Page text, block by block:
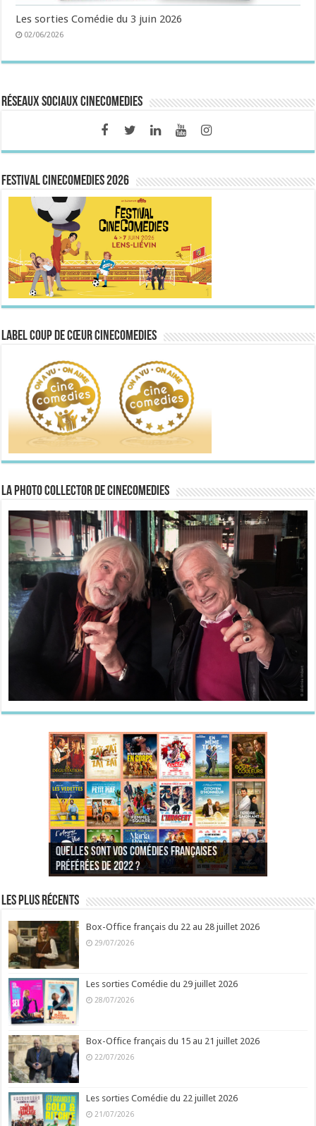
Les sorties Comédie du 3 juin 2026
02/06/2026
Réseaux sociaux CineComedies
FESTIVAL CINECOMEDIES 2026
Label Coup de Cœur CineComedies
La Photo collector de CineComedies
Quelles sont vos comédies françaises
préférées de 2022 ?
Quel est votre personnage préféré du Père
Noël est une ordure ?
Quelles sont vos comédies françaises
préférées de 2021 ?
Quel est votre « Gendarme » préféré ?
Quels sont vos 3 comédies de Jean-Marie Poiré
préférées ?
Quel est votre « Tati » préféré ?
Quel est votre « bronzé » préféré ?
Les plus récents
Box-Office français du 22 au 28 juillet 2026
29/07/2026
Les sorties Comédie du 29 juillet 2026
28/07/2026
Box-Office français du 15 au 21 juillet 2026
22/07/2026
Les sorties Comédie du 22 juillet 2026
21/07/2026